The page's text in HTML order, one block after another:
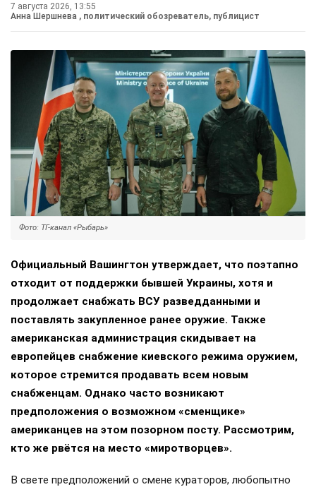
7 августа 2026, 13:55
Анна Шершнева , политический обозреватель, публицист
Фото: ТГ-канал «Рыбарь»
Официальный Вашингтон утверждает, что поэтапно
отходит от поддержки бывшей Украины, хотя и
продолжает снабжать ВСУ разведданными и
поставлять закупленное ранее оружие. Также
американская администрация скидывает на
европейцев снабжение киевского режима оружием,
которое стремится продавать всем новым
снабженцам. Однако часто возникают
предположения о возможном «сменщике»
американцев на этом позорном посту. Рассмотрим,
кто же рвётся на место «миротворцев».
В свете предположений о смене кураторов, любопытно